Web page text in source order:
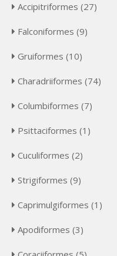
Accipitriformes (27)
Falconiformes (9)
Gruiformes (10)
Charadriiformes (74)
Columbiformes (7)
Psittaciformes (1)
Cuculiformes (2)
Strigiformes (9)
Caprimulgiformes (1)
Apodiformes (3)